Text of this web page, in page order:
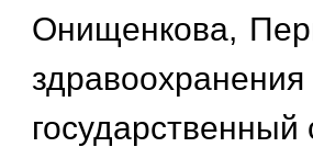
Онищенкова,